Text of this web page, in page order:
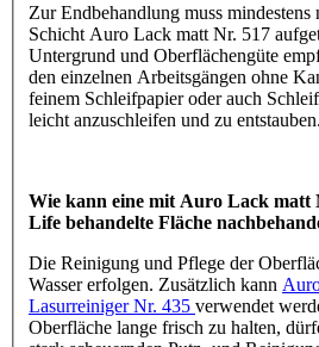
Zur Endbehandlung muss mindestens
Schicht Auro Lack matt Nr. 517
Untergrund und Oberflächengüte
den einzelnen Arbeitsgängen ohne
feinem Schleifpapier oder auch
leicht anzuschleifen und zu entstauben.
Wie kann eine mit Auro Lack matt
Life behandelte Fläche
Die Reinigung und Pflege der
Wasser erfolgen. Zusätzlich kann
Lasurreiniger Nr. 435 verwendet
Oberfläche lange frisch zu halten,